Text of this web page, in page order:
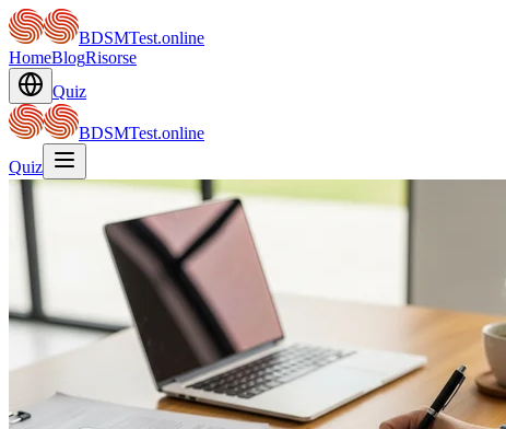
BDSMTest.online
HomeBlogRisorse
Quiz
BDSMTest.online
Quiz